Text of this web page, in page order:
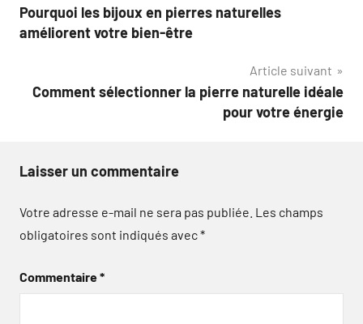
de
Pourquoi les bijoux en pierres naturelles
améliorent votre bien-être
Article suivant
Comment sélectionner la pierre naturelle idéale
pour votre énergie
Laisser un commentaire
Votre adresse e-mail ne sera pas publiée. Les champs
obligatoires sont indiqués avec*
Commentaire*